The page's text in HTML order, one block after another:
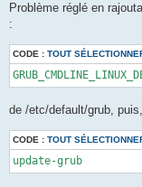
Problème réglé en
:
CODE : TOUT
de /etc/default/grub, puis,
CODE : TOUT
update-grub